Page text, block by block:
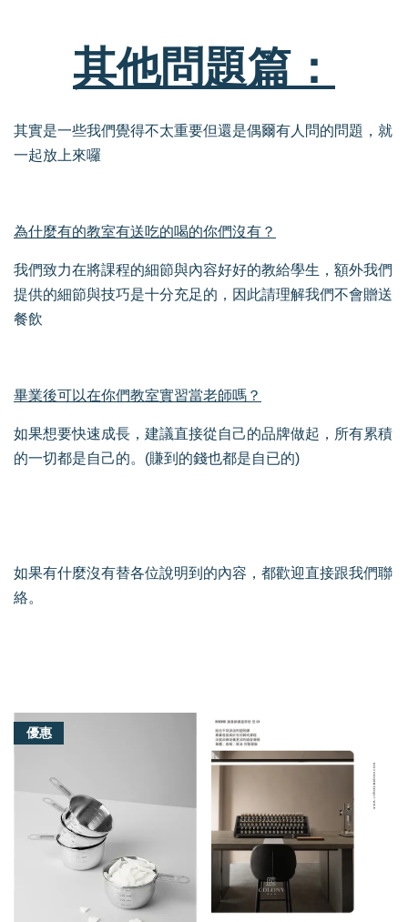
其他問題篇：
其實是一些我們覺得不太重要但還是偶爾有人問的問題，就
一起放上來囉
為什麼有的教室有送吃的喝的你們沒有？
我們致力在將課程的細節與內容好好的教給學生，額外我們
提供的細節與技巧是十分充足的，因此請理解我們不會贈送
餐飲
畢業後可以在你們教室實習當老師嗎？
如果想要快速成長，建議直接從自己的品牌做起，所有累積
的一切都是自己的。(賺到的錢也都是自已的)
如果有什麼沒有替各位說明到的內容，都歡迎直接跟我們聯
絡。
優惠